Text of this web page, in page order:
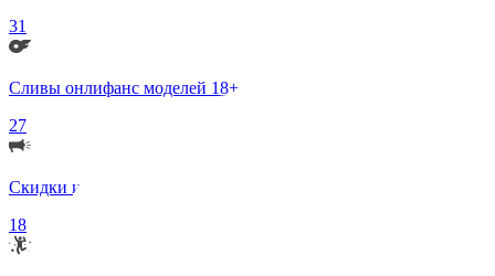
31
Сливы онлифанс моделей 18+
27
Скидки и Акции
18